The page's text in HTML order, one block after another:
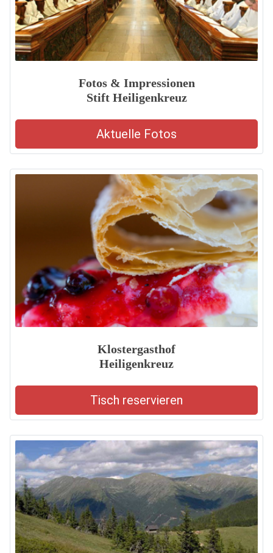
Fotos & Impressionen
Stift Heiligenkreuz
Aktuelle Fotos
Klostergasthof
Heiligenkreuz
Tisch reservieren